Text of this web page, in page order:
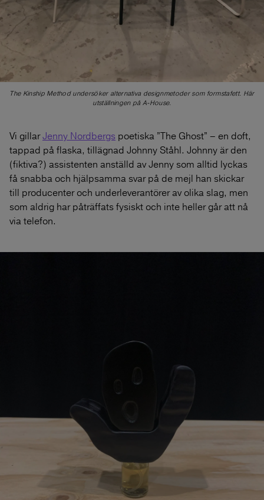
The Kinship Method undersöker alternativa designmetoder som formstafett. Här
utställningen på A-House.
Vi gillarJenny Nordbergs poetiska ”The Ghost” – en doft,
tappad på flaska, tillägnad Johnny Ståhl. Johnny är den
(fiktiva?) assistenten anställd av Jenny som alltid lyckas
få snabba och hjälpsamma svar på de mejl han skickar
till producenter och underleverantörer av olika slag, men
som aldrig har påträffats fysiskt och inte heller går att nå
via telefon.